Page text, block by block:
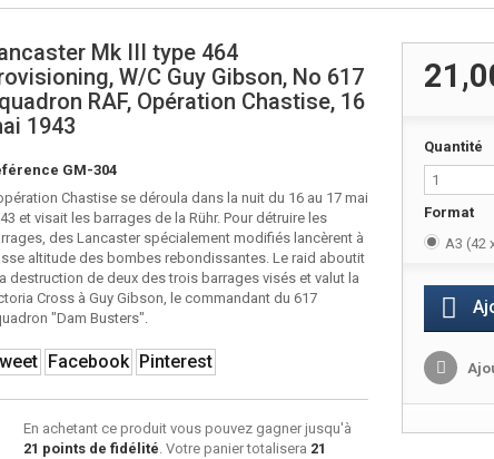
Mk III type 464
W/C Guy Gibson, No 617
RAF, Opération Chastise, 16
1943
GM-304
Chastise se déroula dans la nuit du 16 au 17 mai
et visait les barrages de la Rühr. Pour détruire les
des Lancaster spécialement modifiés lancèrent à
altitude des bombes rebondissantes. Le raid aboutit
destruction de deux des trois barrages visés et valut la
Cross à Guy Gibson, le commandant du 617
"Dam Busters".
Facebook Pinterest
En achetant ce produit vous pouvez gagner jusqu'à
21 points de fidélité. Votre panier totalisera 21
Quantité
Format
A3 (42